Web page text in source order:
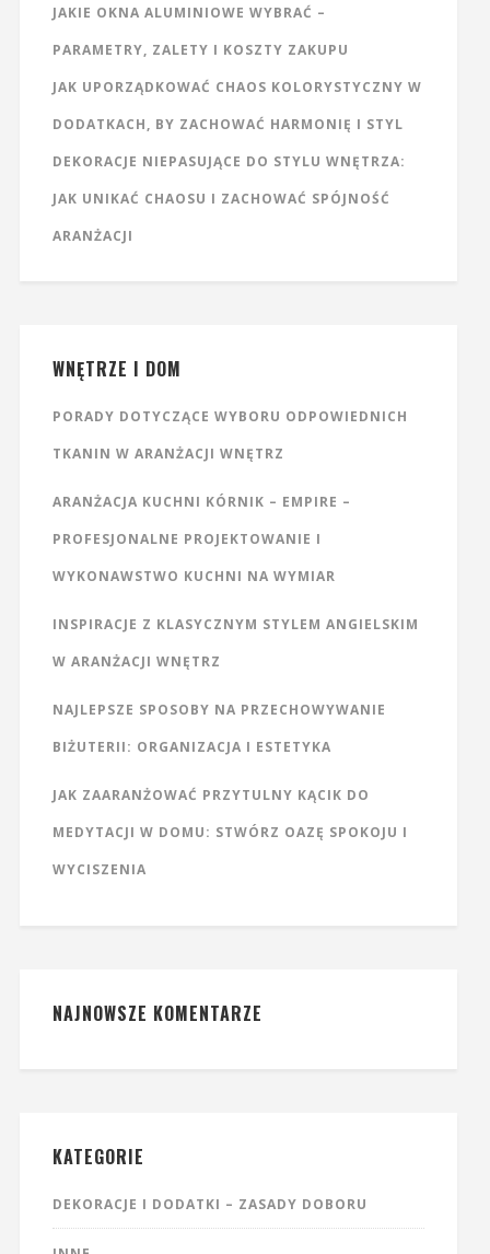
JAKIE OKNA ALUMINIOWE WYBRAĆ –
PARAMETRY, ZALETY I KOSZTY ZAKUPU
JAK UPORZĄDKOWAĆ CHAOS KOLORYSTYCZNY W
DODATKACH, BY ZACHOWAĆ HARMONIĘ I STYL
DEKORACJE NIEPASUJĄCE DO STYLU WNĘTRZA:
JAK UNIKAĆ CHAOSU I ZACHOWAĆ SPÓJNOŚĆ
ARANŻACJI
WNĘTRZE I DOM
PORADY DOTYCZĄCE WYBORU ODPOWIEDNICH
TKANIN W ARANŻACJI WNĘTRZ
ARANŻACJA KUCHNI KÓRNIK – EMPIRE –
PROFESJONALNE PROJEKTOWANIE I
WYKONAWSTWO KUCHNI NA WYMIAR
INSPIRACJE Z KLASYCZNYM STYLEM ANGIELSKIM
W ARANŻACJI WNĘTRZ
NAJLEPSZE SPOSOBY NA PRZECHOWYWANIE
BIŻUTERII: ORGANIZACJA I ESTETYKA
JAK ZAARANŻOWAĆ PRZYTULNY KĄCIK DO
MEDYTACJI W DOMU: STWÓRZ OAZĘ SPOKOJU I
WYCISZENIA
NAJNOWSZE KOMENTARZE
KATEGORIE
DEKORACJE I DODATKI – ZASADY DOBORU